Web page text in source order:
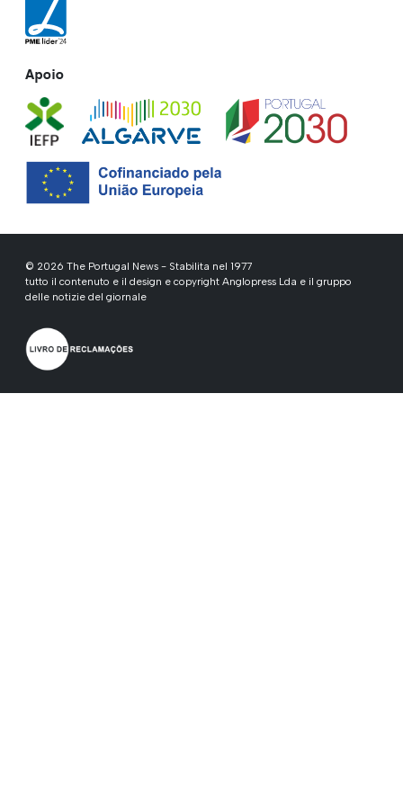
Apoio
© 2026 The Portugal News - Stabilita nel 1977
tutto il contenuto e il design e copyright Anglopress Lda e il gruppo
delle notizie del giornale